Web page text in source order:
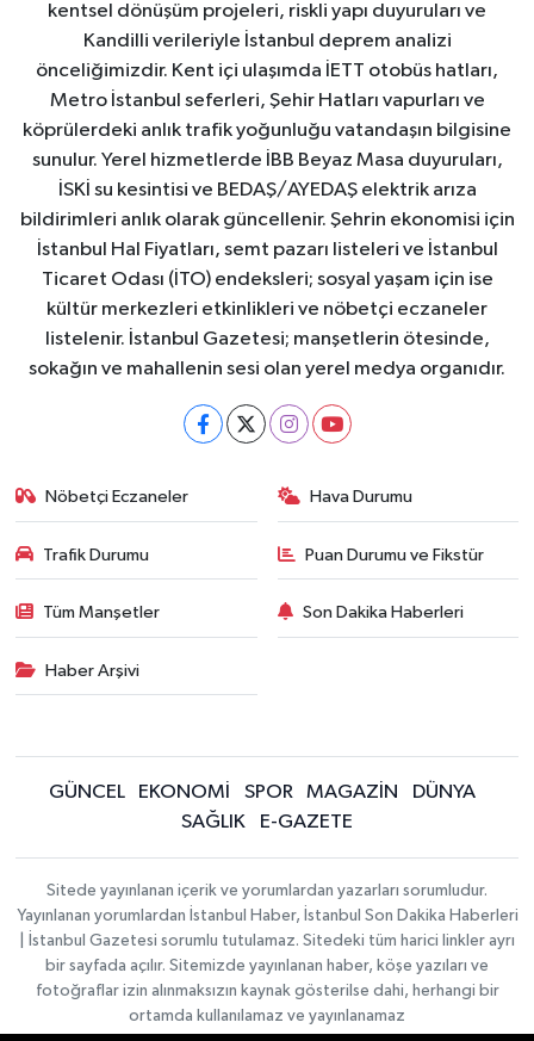
kentsel dönüşüm projeleri, riskli yapı duyuruları ve
Kandilli verileriyle İstanbul deprem analizi
önceliğimizdir. Kent içi ulaşımda İETT otobüs hatları,
Metro İstanbul seferleri, Şehir Hatları vapurları ve
köprülerdeki anlık trafik yoğunluğu vatandaşın bilgisine
sunulur. Yerel hizmetlerde İBB Beyaz Masa duyuruları,
İSKİ su kesintisi ve BEDAŞ/AYEDAŞ elektrik arıza
bildirimleri anlık olarak güncellenir. Şehrin ekonomisi için
İstanbul Hal Fiyatları, semt pazarı listeleri ve İstanbul
Ticaret Odası (İTO) endeksleri; sosyal yaşam için ise
kültür merkezleri etkinlikleri ve nöbetçi eczaneler
listelenir. İstanbul Gazetesi; manşetlerin ötesinde,
sokağın ve mahallenin sesi olan yerel medya organıdır.
Nöbetçi Eczaneler Hava Durumu
Trafik Durumu Puan Durumu ve Fikstür
Tüm Manşetler Son Dakika Haberleri
Haber Arşivi
GÜNCEL EKONOMİ SPOR MAGAZİN
DÜNYA
SAĞLIK
E-GAZETE
Sitede yayınlanan içerik ve yorumlardan yazarları sorumludur.
Yayınlanan yorumlardan İstanbul Haber, İstanbul Son Dakika Haberleri
| İstanbul Gazetesi sorumlu tutulamaz. Sitedeki tüm harici linkler ayrı
bir sayfada açılır. Sitemizde yayınlanan haber, köşe yazıları ve
fotoğraflar izin alınmaksızın kaynak gösterilse dahi, herhangi bir
ortamda kullanılamaz ve yayınlanamaz